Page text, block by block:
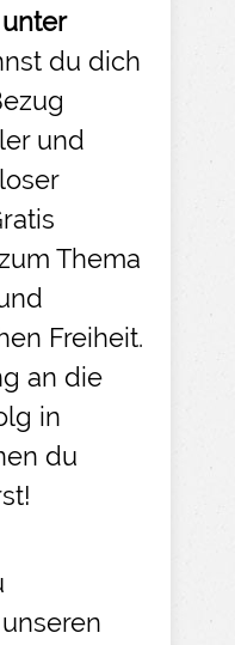
du dich
und
Thema
Freiheit.
an die
in
du